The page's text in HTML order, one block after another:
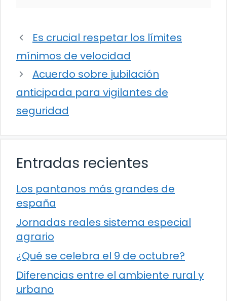
Es crucial respetar los límites
mínimos de velocidad
Acuerdo sobre jubilación
anticipada para vigilantes de
seguridad
Entradas recientes
Los pantanos más grandes de
españa
Jornadas reales sistema especial
agrario
¿Qué se celebra el 9 de octubre?
Diferencias entre el ambiente rural y
urbano